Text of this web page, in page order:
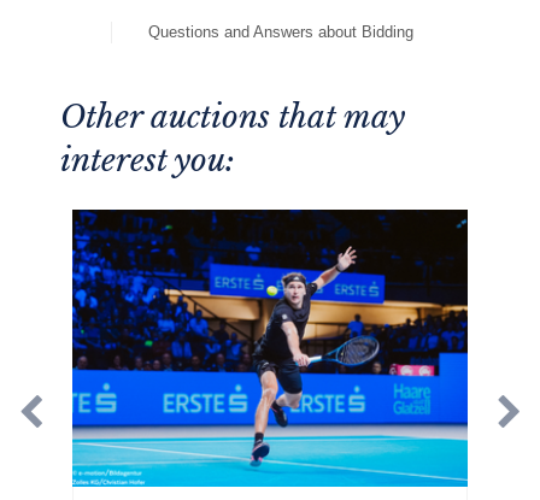
Questions and Answers about Bidding
Other auctions that may
interest you: